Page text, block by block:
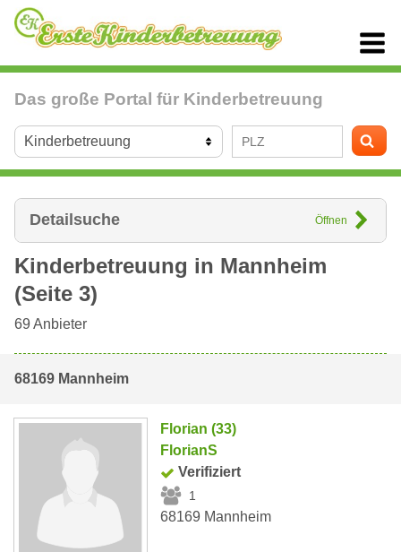
Das große Portal für Kinderbetreuung
Detailsuche Öffnen
Kinderbetreuung in Mannheim
(Seite 3)
69 Anbieter
68169 Mannheim
Florian (33)
FlorianS
Verifiziert
1
68169 Mannheim